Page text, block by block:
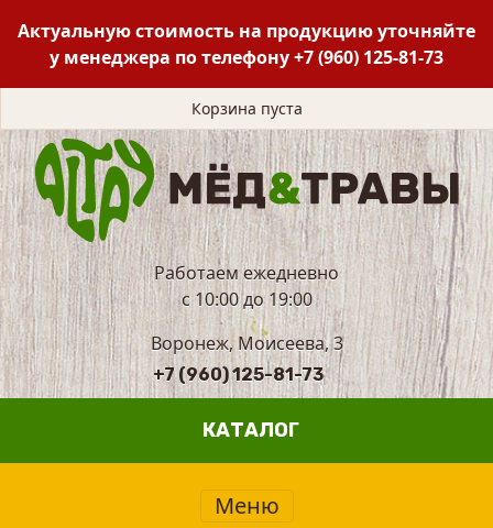
Актуальную стоимость на продукцию уточняйте
у менеджера по телефону+7 (960) 125-81-73
Корзина пуста
Работаем ежедневно
с 10:00 до 19:00
Воронеж, Моисеева, 3
+7 (960) 125-81-73
КАТАЛОГ
Меню